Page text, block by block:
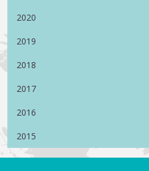
2020
2019
2018
2017
2016
2015